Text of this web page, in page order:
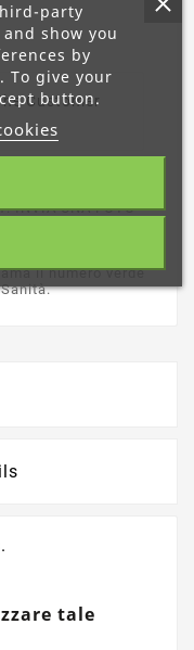
Customer
alla verifica della
Monopoli di Stato
INVIA UNA FOTO
account.
sostanze
il numero verde
tale
party
show you
by
To give your
button.